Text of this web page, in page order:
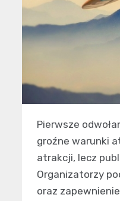
Pierwsze
groźne warunki
atrakcji, lecz
Organizatorzy
oraz